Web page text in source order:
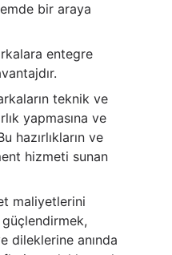
bir araya
entegre
teknik ve
yapmasına ve
hazırlıkların ve
hizmeti sunan
maliyetlerini
güçlendirmek,
dileklerine anında